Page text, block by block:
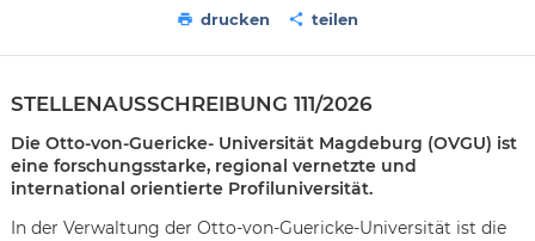
drucken teilen
STELLEN­AUSSCHREI­BUNG 111/2026
Die Otto-von-Guericke- Universität Magdeburg (OVGU) ist
eine forschungsstarke, regional vernetzte und
international orientierte Profiluniversität.
In der Verwaltung der Otto-von-Guericke-Universität ist die